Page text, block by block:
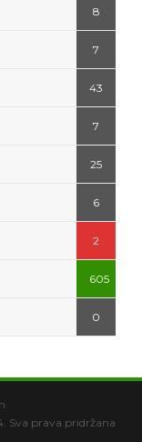
8
7
43
7
25
6
2
605
0
Sva prava pridržana